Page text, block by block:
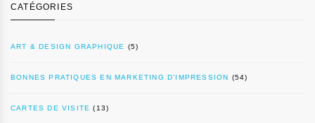
CATÉGORIES
ART & DESIGN GRAPHIQUE (5)
BONNES PRATIQUES EN MARKETING D’IMPRESSION (54)
CARTES DE VISITE (13)